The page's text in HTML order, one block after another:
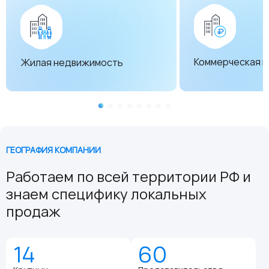
Жилая недвижимость Коммерческая
ГЕОГРАФИЯ КОМПАНИИ
Работаем по всей территории РФ и
знаем специфику локальных
продаж
14 60